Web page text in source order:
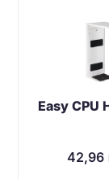
Easy CPU
42,96